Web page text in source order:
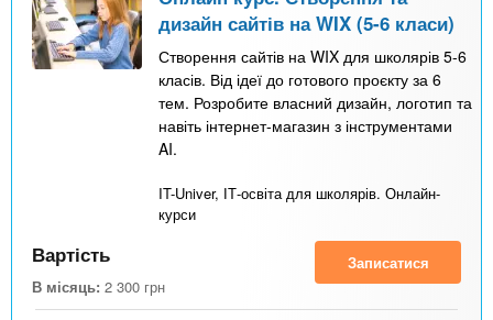
дизайн сайтів на WIX (5-6 класи)
Створення сайтів на WIX для школярів 5-6
класів. Від ідеї до готового проєкту за 6
тем. Розробите власний дизайн, логотип та
навіть інтернет-магазин з інструментами
AI.
IT-Univer, ІТ-освіта для школярів. Онлайн-
курси
Вартість
В місяць: 2 300 грн
Записатися